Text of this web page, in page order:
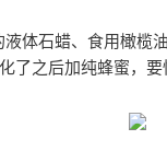
体石蜡、食用橄榄
了之后加纯蜂蜜，要